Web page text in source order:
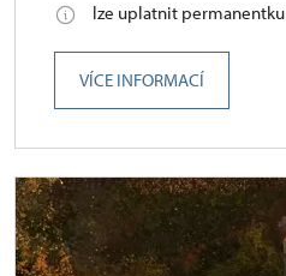
lze uplatnit permanentku
VÍCE INFORMACÍ